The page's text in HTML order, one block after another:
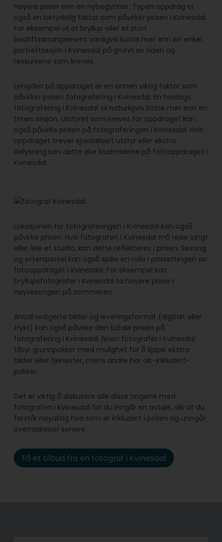
høyere priser enn en nybegynner. Typen oppdrag er
også en betydelig faktor som påvirker prisen i Kvinesdal.
For eksempel vil et bryllup eller et stort
bedriftsarrangement vanligvis koste mer enn en enkel
portrettsesjon i Kvinesdal på grunn av tiden og
ressursene som kreves.
Lengden på oppdraget er en annen viktig faktor som
påvirker prisen fotografering i Kvinesdal. En heldags
fotografering i Kvinesdal vil naturligvis koste mer enn en
times sesjon. Utstyret som kreves for oppdraget kan
også påvirke prisen på fotograferingen i Kvinesdal. Hvis
oppdraget krever spesialisert utstyr eller ekstra
belysning kan dette øke kostnadene på fotooppdraget i
Kvinesdal.
Lokasjonen for fotograferingen i Kvinesdal kan også
påvirke prisen. Hvis fotografen i Kvinesdal må reise langt
eller leie et studio, kan dette reflekteres i prisen. Sesong
og etterspørsel kan også spille en rolle i prissettingen av
fotooppdraget i Kvinesdal. For eksempel kan
bryllupsfotografer i Kvinesdal ta høyere priser i
høysesongen på sommeren.
Antall redigerte bilder og leveringsformat (digitalt eller
trykt) kan også påvirke den totale prisen på
fotografering i Kvinesdal. Noen fotografer i Kvinesdal
tilbyr grunnpakker med mulighet for å kjøpe ekstra
bilder eller tjenester, mens andre har alt-inkludert-
pakker.
Det er viktig å diskutere alle disse tingene med
fotografen i Kvinesdal før du inngår en avtale, slik at du
forstår nøyaktig hva som er inkludert i prisen og unngår
overraskelser senere.
Få et tilbud fra en fotograf i Kvinesdal